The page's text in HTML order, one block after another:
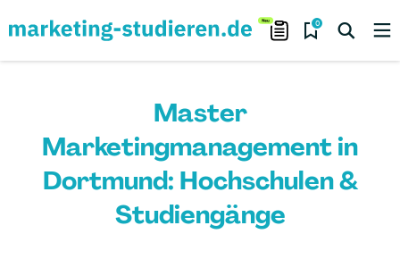
0
Master
Marketingmanagement in
Dortmund: Hochschulen &
Studiengänge